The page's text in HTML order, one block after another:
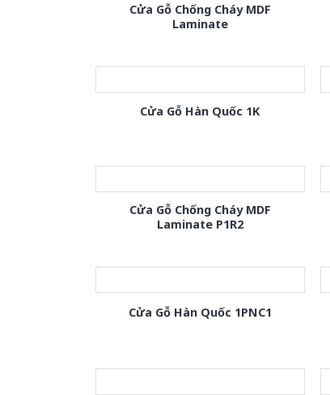
Cửa Gỗ Chống Cháy MDF
Laminate
Cửa Gỗ Hàn Quốc 1K
Cửa Gỗ Chống Cháy MDF
Laminate P1R2
Cửa Gỗ Hàn Quốc 1PNC1